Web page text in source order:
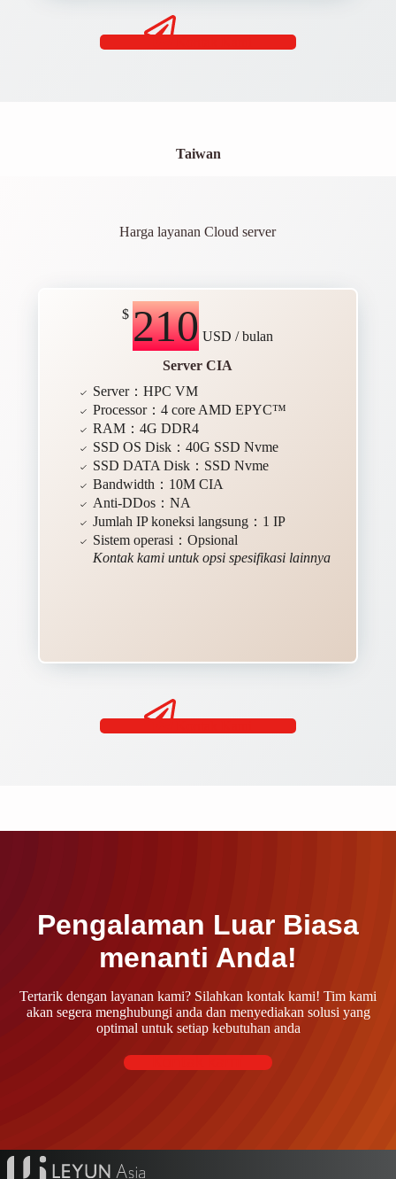
Taiwan
Harga layanan Cloud server
$ 210 USD / bulan
Server CIA
Server：HPC VM
Processor：4 core AMD EPYC™
RAM：4G DDR4
SSD OS Disk：40G SSD Nvme
SSD DATA Disk：SSD Nvme
Bandwidth：10M CIA
Anti-DDos：NA
Jumlah IP koneksi langsung：1 IP
Sistem operasi：Opsional
Kontak kami untuk opsi spesifikasi lainnya
Pengalaman Luar Biasa
menanti Anda!
Tertarik dengan layanan kami? Silahkan kontak kami! Tim kami
akan segera menghubungi anda dan menyediakan solusi yang
optimal untuk setiap kebutuhan anda
Kontak kami